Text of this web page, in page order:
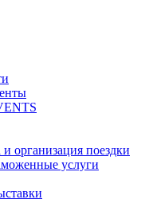
организация поездки
услуги